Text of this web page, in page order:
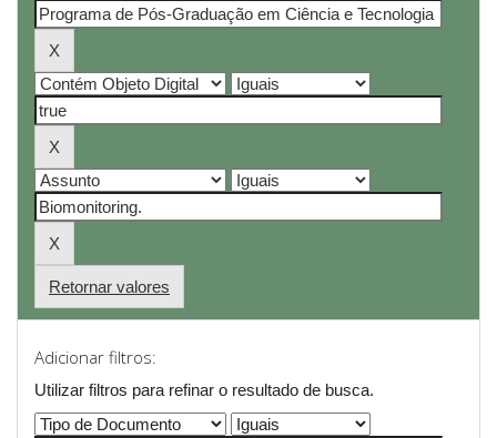
Retornar valores
Adicionar filtros:
Utilizar filtros para refinar o resultado de busca.